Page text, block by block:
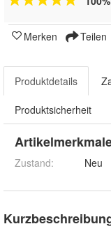
Merken Teilen
Produktdetails
Produktsicherheit
Zustand: Neu